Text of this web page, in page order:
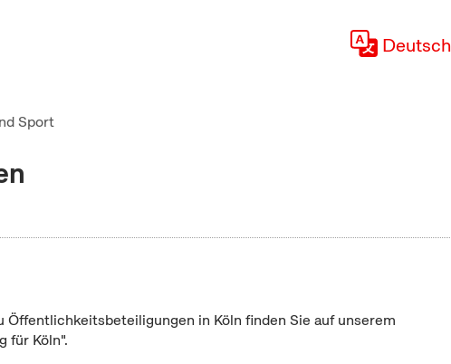
Deutsch
Sport
in Köln finden Sie auf unserem
für Köln".